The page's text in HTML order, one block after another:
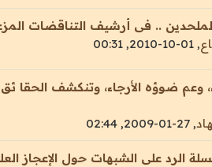
الملحدين .. فى أرشيف التناقضات
,
01-10-2010, 00:31
وعم ضوؤه الأرجاء، وتنكشف الحقا ئق
,
27-01-2009, 02:44
الرد على الشبهات حول الإعجاز